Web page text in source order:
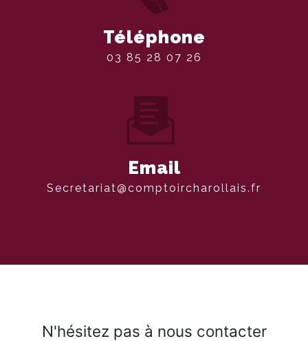
Téléphone
03 85 28 07 26
Email
secretariat@comptoircharollais.fr
N'hésitez pas à nous contacter